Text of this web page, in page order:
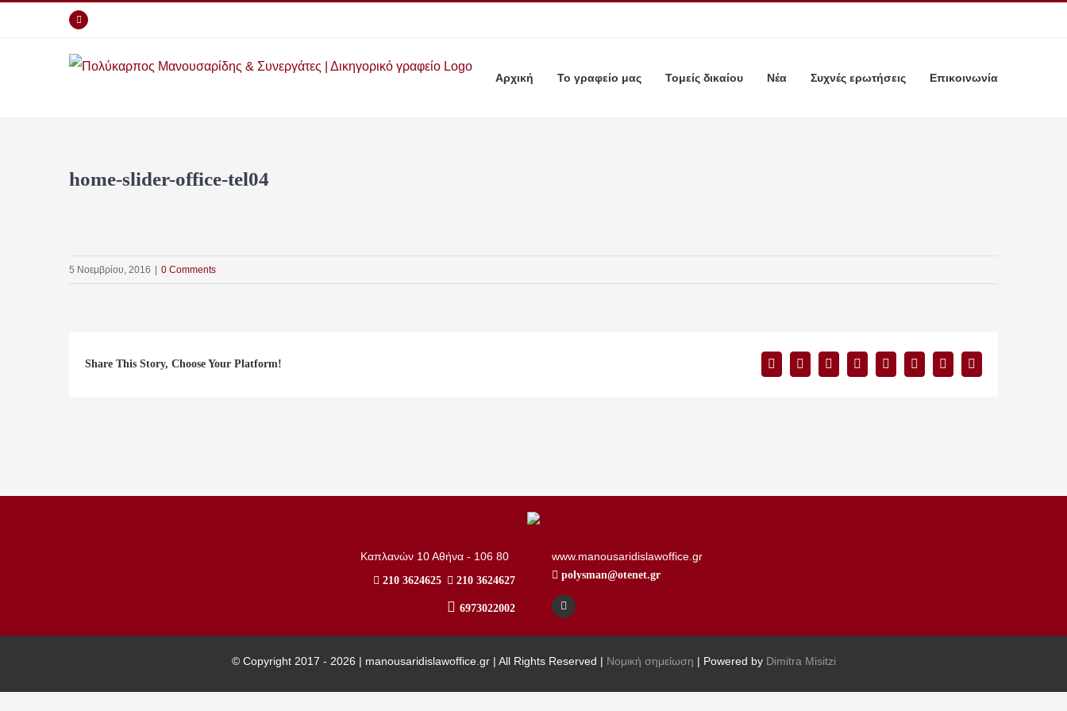
Facebook
Αρχική Το γραφείο μας Τομείς δικαίου Νέα Συχνές ερωτήσεις Επικοινωνία
home-slider-office-tel04
5 Νοεμβρίου, 2016 0 Comments
Share This Story, Choose Your Platform! FacebookTwitter Reddit LinkedInTumblr Pinterest
Καπλανών 10 Αθήνα - 106 80..
210 3624627
210 3624625
6973022002
www.manousaridislawoffice.gr
polysman@otenet.gr
© Copyright 2017 - 2026 | manousaridislawoffice.gr | All Rights Reserved | Νομική σημείωση | Powered by Dimitra Misitzi